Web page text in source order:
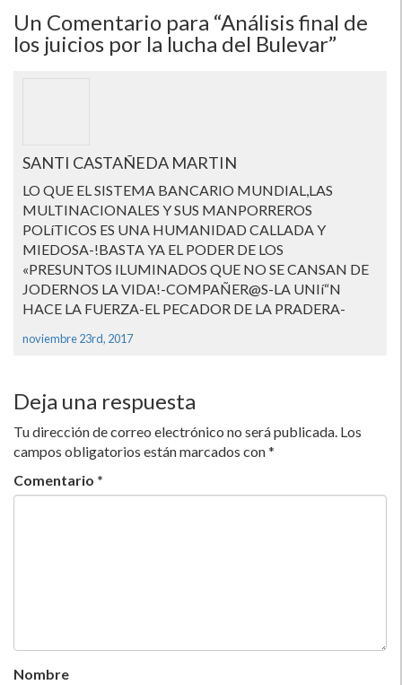
Un Comentario para “Análisis final de
los juicios por la lucha del Bulevar”
SANTI CASTAÑEDA MARTIN
LO QUE EL SISTEMA BANCARIO MUNDIAL,LAS
MULTINACIONALES Y SUS MANPORREROS
POLíTICOS ES UNA HUMANIDAD CALLADA Y
MIEDOSA-!BASTA YA EL PODER DE LOS
«PRESUNTOS ILUMINADOS QUE NO SE CANSAN DE
JODERNOS LA VIDA!-COMPAÑER@S-LA UNIí“N
HACE LA FUERZA-EL PECADOR DE LA PRADERA-
noviembre 23rd, 2017
Deja una respuesta
Tu dirección de correo electrónico no será publicada. Los
campos obligatorios están marcados con*
Comentario *
Nombre